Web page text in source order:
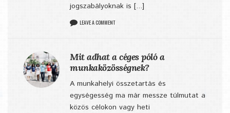
jogszabályoknak is [...]
LEAVE A COMMENT
Mit adhat a céges póló a
munkaközösségnek?
A munkahelyi összetartás és
egységesség ma már messze túlmutat a
közös célokon vagy heti